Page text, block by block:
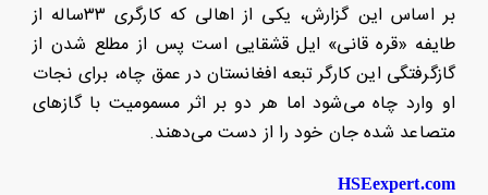
بر اساس این گزارش، یکی از اهالی که کارگری ۳۳ساله از
طایفه «قره قانی» ایل قشقایی است پس از مطلع شدن از
گازگرفتگی این کارگر تبعه افغانستان در عمق چاه، برای نجات
او وارد چاه می‌شود اما هر دو بر اثر مسمومیت با گازهای
متصاعد شده جان خود را از دست می‌دهند.
HSEexpert.com